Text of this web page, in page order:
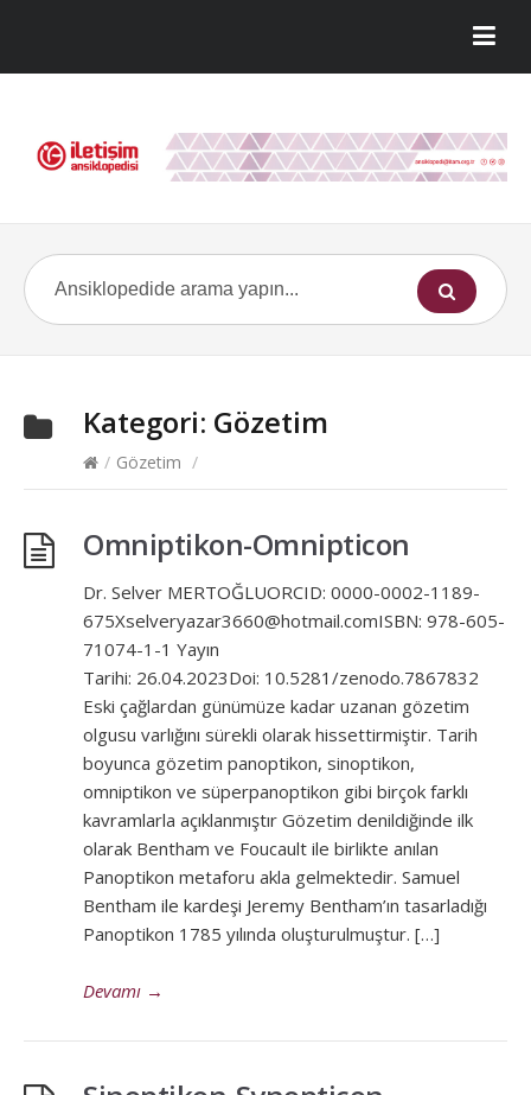
Kategori: Gözetim
/ Gözetim /
Omniptikon-Omnipticon
Dr. Selver MERTOĞLUORCID: 0000-0002-1189-
675Xselveryazar3660@hotmail.comISBN: 978-605-
71074-1-1 Yayın
Tarihi: 26.04.2023Doi: 10.5281/zenodo.7867832
Eski çağlardan günümüze kadar uzanan gözetim
olgusu varlığını sürekli olarak hissettirmiştir. Tarih
boyunca gözetim panoptikon, sinoptikon,
omniptikon ve süperpanoptikon gibi birçok farklı
kavramlarla açıklanmıştır Gözetim denildiğinde ilk
olarak Bentham ve Foucault ile birlikte anılan
Panoptikon metaforu akla gelmektedir. Samuel
Bentham ile kardeşi Jeremy Bentham’ın tasarladığı
Panoptikon 1785 yılında oluşturulmuştur. […]
Devamı →